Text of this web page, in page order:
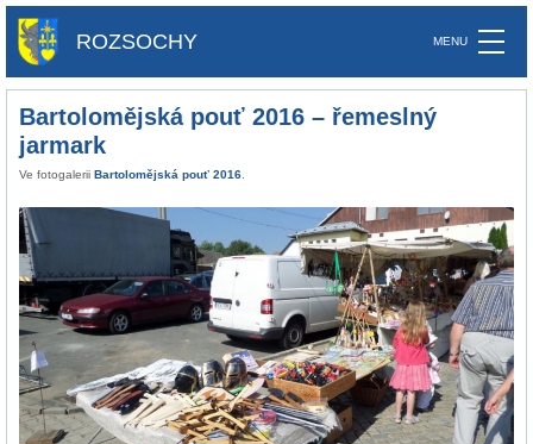
ROZSOCHY
Bartolomějská pouť 2016 – řemeslný
jarmark
Ve fotogalerii Bartolomějská pouť 2016